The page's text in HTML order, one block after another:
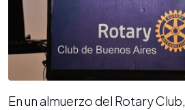
En un almuerzo del Rotary